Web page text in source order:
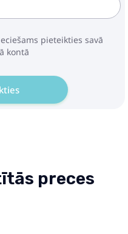
pieteikties savā
kontā
preces